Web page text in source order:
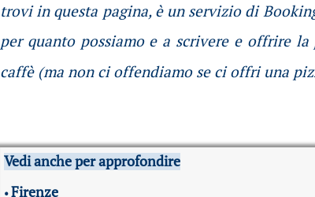
trovi in questa pagina, è un servizio di
per quanto possiamo e a scrivere e offrire
caffè (ma non ci offendiamo se ci offri una
Vedi anche per approfondire
•Firenze